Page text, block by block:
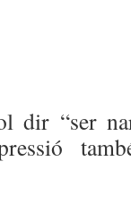
dir “ser